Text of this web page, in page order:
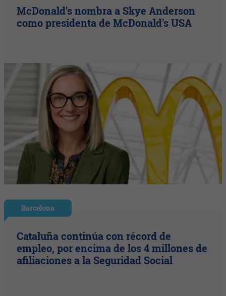
McDonald's nombra a Skye Anderson
como presidenta de McDonald's USA
Barcelona
Cataluña continúa con récord de
empleo, por encima de los 4 millones de
afiliaciones a la Seguridad Social